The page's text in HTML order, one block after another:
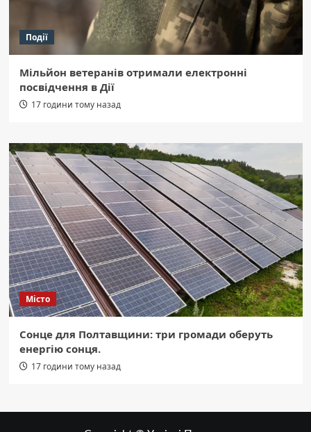
Події
Мільйон ветеранів отримали електронні
посвідчення в Дії
17 години тому назад
Місто
Сонце для Полтавщини: три громади оберуть
енергію сонця.
17 години тому назад